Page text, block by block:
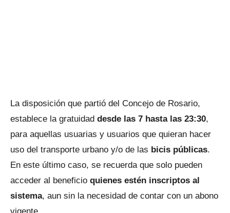
La disposición que partió del Concejo de Rosario,
establece la gratuidad desde las 7 hasta las 23:30,
para aquellas usuarias y usuarios que quieran hacer
uso del transporte urbano y/o de las bicis públicas.
En este último caso, se recuerda que solo pueden
acceder al beneficio quienes estén inscriptos al
sistema, aun sin la necesidad de contar con un abono